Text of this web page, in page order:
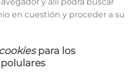
en cuestión y proceder a su
cookiespara los